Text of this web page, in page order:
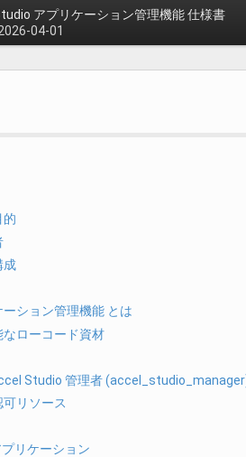
アプリケーション管理機能 仕様書
04-01
的
成
ーション管理機能 とは
なローコード資材
Studio 管理者
可リソース
プリケーション